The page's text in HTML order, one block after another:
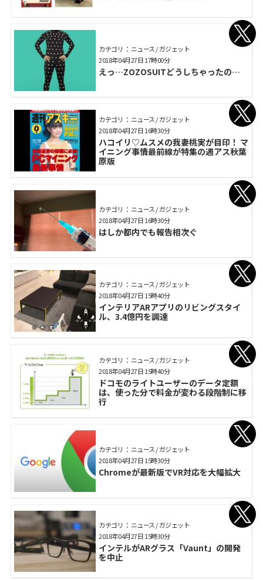
カテゴリ： ニュース / ガジェット
えっ…ZOZOSUITどうしちゃったの…
2018年04月27日 17時00分
カテゴリ： ニュース / ガジェット
ハコイリ♡ムスメの我妻桃実が目印！ マ
イニング事情最前線が特集の週アス秋葉
原版
2018年04月27日 16時30分
カテゴリ： ニュース / ガジェット
はしか都内でも報告相次ぐ
2018年04月27日 16時30分
カテゴリ： ニュース / ガジェット
インテリアARアプリのリビングスタイ
ル、3.4億円を調達
2018年04月27日 15時40分
カテゴリ： ニュース / ガジェット
ドコモのライトユーザーのデータ定額
は、使った分で料金が変わる段階制に移
行
2018年04月27日 15時40分
カテゴリ： ニュース / ガジェット
Chromeが最新版でVR対応を大幅拡大
2018年04月27日 15時30分
カテゴリ： ニュース / ガジェット
インテルがARグラス「Vaunt」の開発
を中止
2018年04月27日 15時30分